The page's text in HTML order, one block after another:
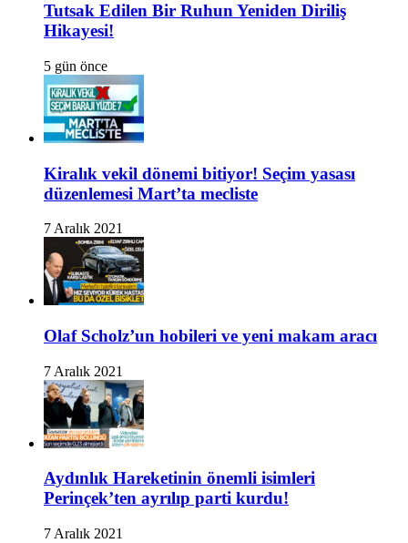
Tutsak Edilen Bir Ruhun Yeniden Diriliş
Hikayesi!
5 gün önce
Kiralık vekil dönemi bitiyor! Seçim yasası
düzenlemesi Mart’ta mecliste
7 Aralık 2021
Olaf Scholz’un hobileri ve yeni makam aracı
7 Aralık 2021
Aydınlık Hareketinin önemli isimleri
Perinçek’ten ayrılıp parti kurdu!
7 Aralık 2021